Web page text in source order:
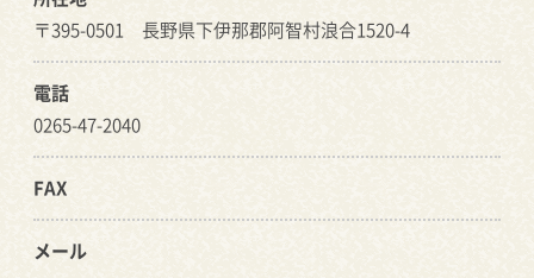
〒395-0501 長野県下伊那郡阿智村浪合1520-4
電話
0265-47-2040
FAX
メール